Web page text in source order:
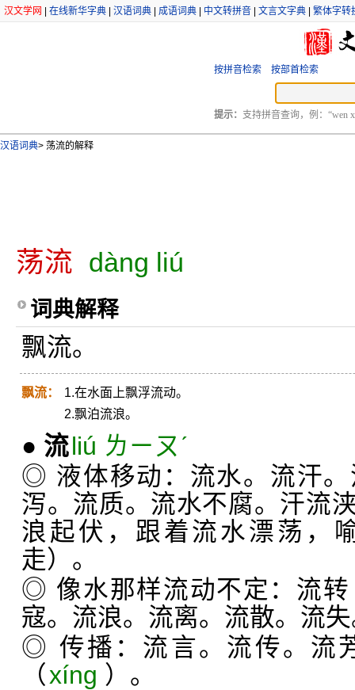
汉文学网 在线新华字典 汉语词典 成语词典 中文转拼音 文言文字典 繁体字转
按拼音检索 按部首检索
提示： 支持拼音查询，例：“wen
汉语词典> 荡流的解释
荡流 dàng liú
词典解释
飘流。
飘流：
1.在水面上飘浮流动。
2.飘泊流浪。
● 流liú ㄌㄧㄡˊ
◎ 液体移动：流水。流汗
泻。流质。流水不腐。汗流
浪起伏，跟着流水漂荡，
走）。
◎ 像水那样流动不定：流转
寇。流浪。流离。流散。流
◎ 传播：流言。流传。流
（xíng ）。